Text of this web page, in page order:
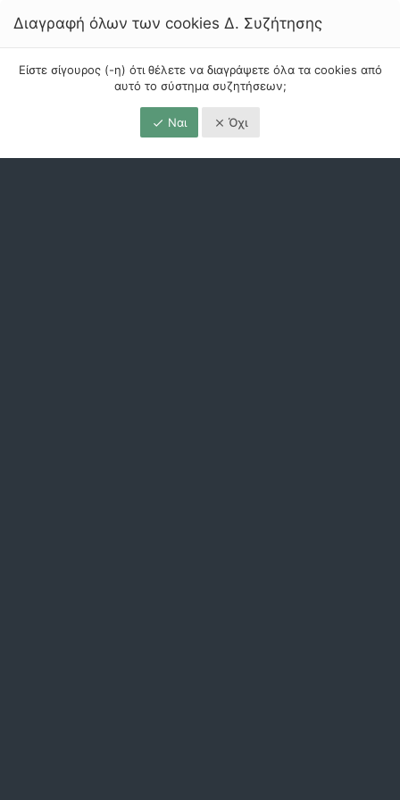
Διαγραφή όλων των cookies Δ. Συζήτησης
Είστε σίγουρος (-η) ότι θέλετε να διαγράψετε όλα τα cookies από
αυτό το σύστημα συζητήσεων;
Ναι Όχι